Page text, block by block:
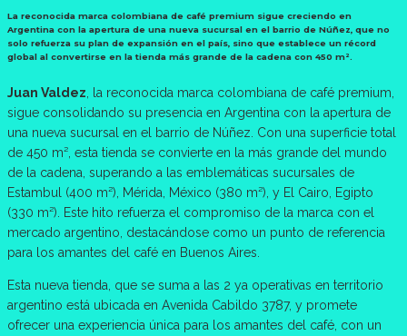
La reconocida marca colombiana de café premium sigue creciendo en
Argentina con la apertura de una nueva sucursal en el barrio de Núñez, que no
solo refuerza su plan de expansión en el país, sino que establece un récord
global al convertirse en la tienda más grande de la cadena con 450 m².
Juan Valdez, la reconocida marca colombiana de café premium,
sigue consolidando su presencia en Argentina con la apertura de
una nueva sucursal en el barrio de Núñez. Con una superficie total
de 450 m², esta tienda se convierte en la más grande del mundo
de la cadena, superando a las emblemáticas sucursales de
Estambul (400 m²), Mérida, México (380 m²), y El Cairo, Egipto
(330 m²). Este hito refuerza el compromiso de la marca con el
mercado argentino, destacándose como un punto de referencia
para los amantes del café en Buenos Aires.
Esta nueva tienda, que se suma a las 2 ya operativas en territorio
argentino está ubicada en Avenida Cabildo 3787, y promete
ofrecer una experiencia única para los amantes del café, con un